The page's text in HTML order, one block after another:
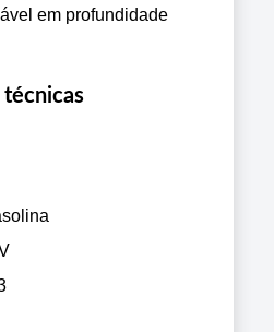
em profundidade
técnicas